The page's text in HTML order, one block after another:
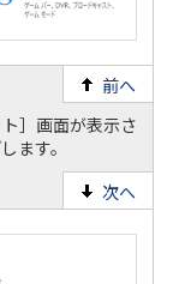
］画面が表示さ
ます。
前へ
次へ